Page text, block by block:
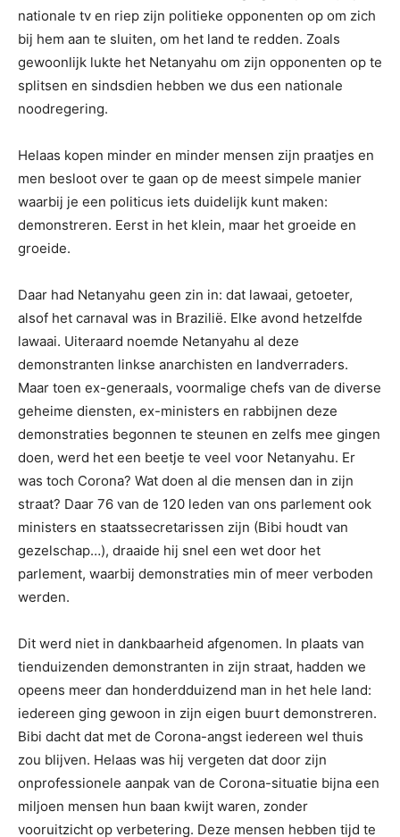
nationale tv en riep zijn politieke opponenten op om zich
bij hem aan te sluiten, om het land te redden. Zoals
gewoonlijk lukte het Netanyahu om zijn opponenten op te
splitsen en sindsdien hebben we dus een nationale
noodregering.
Helaas kopen minder en minder mensen zijn praatjes en
men besloot over te gaan op de meest simpele manier
waarbij je een politicus iets duidelijk kunt maken:
demonstreren. Eerst in het klein, maar het groeide en
groeide.
Daar had Netanyahu geen zin in: dat lawaai, getoeter,
alsof het carnaval was in Brazilië. Elke avond hetzelfde
lawaai. Uiteraard noemde Netanyahu al deze
demonstranten linkse anarchisten en landverraders.
Maar toen ex-generaals, voormalige chefs van de diverse
geheime diensten, ex-ministers en rabbijnen deze
demonstraties begonnen te steunen en zelfs mee gingen
doen, werd het een beetje te veel voor Netanyahu. Er
was toch Corona? Wat doen al die mensen dan in zijn
straat? Daar 76 van de 120 leden van ons parlement ook
ministers en staatssecretarissen zijn (Bibi houdt van
gezelschap…), draaide hij snel een wet door het
parlement, waarbij demonstraties min of meer verboden
werden.
Dit werd niet in dankbaarheid afgenomen. In plaats van
tienduizenden demonstranten in zijn straat, hadden we
opeens meer dan honderdduizend man in het hele land:
iedereen ging gewoon in zijn eigen buurt demonstreren.
Bibi dacht dat met de Corona-angst iedereen wel thuis
zou blijven. Helaas was hij vergeten dat door zijn
onprofessionele aanpak van de Corona-situatie bijna een
miljoen mensen hun baan kwijt waren, zonder
vooruitzicht op verbetering. Deze mensen hebben tijd te